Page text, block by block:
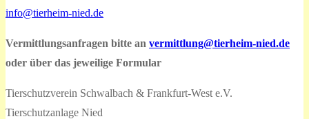
info@tierheim-nied.de
Vermittlungsanfragen bitte an vermittlung@tierheim-nied.de
oder über das jeweilige Formular
Tierschutzverein Schwalbach & Frankfurt-West e.V.
Tierschutzanlage Nied